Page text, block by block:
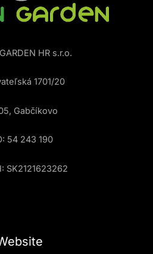
HR s.r.o.
1701/20
Gabčíkovo
54 243 190
SK2121623262